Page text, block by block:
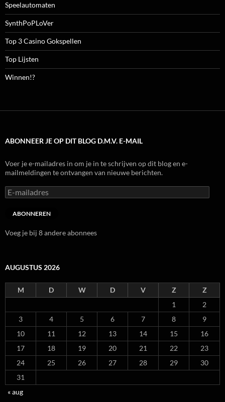
Speelautomaten
SynthPoPLoVer
Top 3 Casino Gokspellen
Top Lijsten
Winnen!?
ABONNEER JE OP DIT BLOG D.M.V. E-MAIL
Voer je e-mailadres in om je in te schrijven op dit blog en e-
mailmeldingen te ontvangen van nieuwe berichten.
E-
mailadres
ABONNEREN
Voeg je bij 8 andere abonnees
AUGUSTUS 2026
M D W D V Z
Z
1
2
3
4 5 6 7 8
9
10
11 12 13 14 15
16
17
18 19 20 21 22
23
24
25 26 27 28 29
30
31
« aug